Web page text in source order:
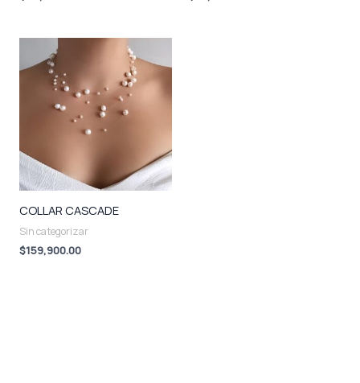
COLLAR CASCADE
Sin categorizar
$159,900.00